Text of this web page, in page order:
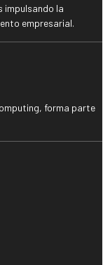
impulsando la
empresarial.
forma parte